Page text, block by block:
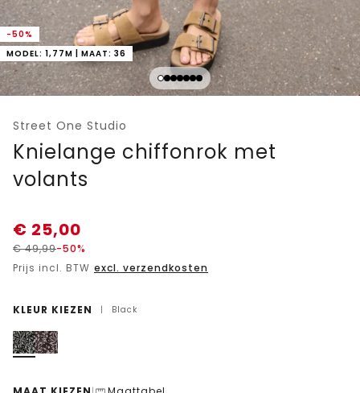
-50%
MODEL: 1,77M | MAAT: 36
Street One Studio
Knielange chiffonrok met
volants
€ 25,00
€49,99-50%
Prijs incl. BTW excl. verzendkosten
KLEUR KIEZEN | Black